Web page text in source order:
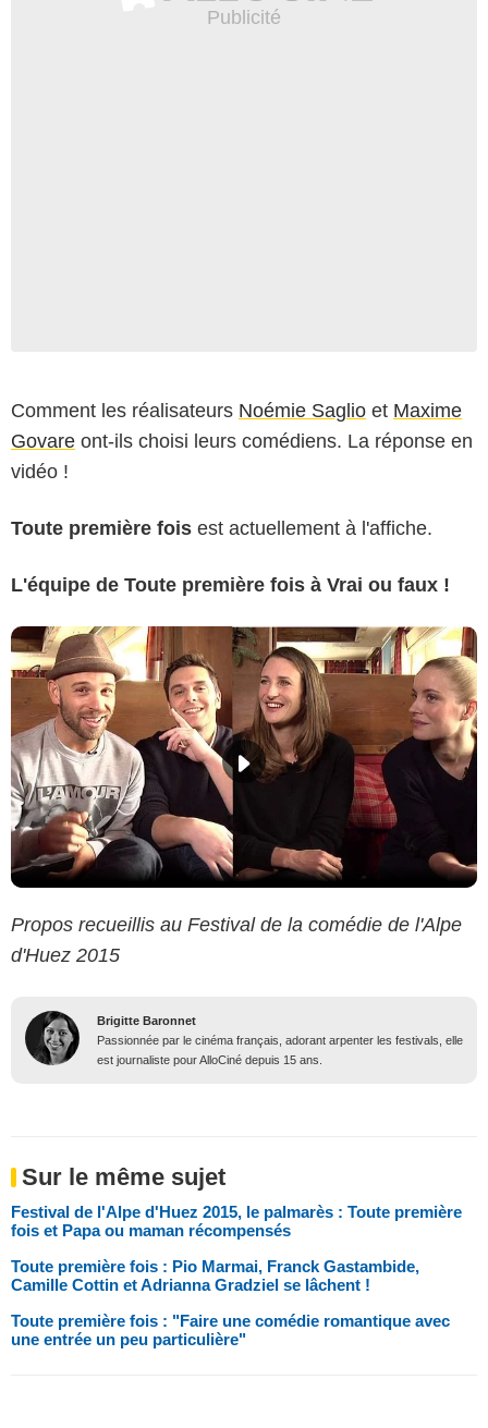
Comment les réalisateurs Noémie Saglio et Maxime
Govare ont-ils choisi leurs comédiens. La réponse en
vidéo !
Toute première fois est actuellement à l'affiche.
L'équipe de Toute première fois à Vrai ou faux !
Propos recueillis au Festival de la comédie de l'Alpe
d'Huez 2015
Brigitte Baronnet
Passionnée par le cinéma français, adorant arpenter les festivals, elle
est journaliste pour AlloCiné depuis 15 ans.
Sur le même sujet
Festival de l'Alpe d'Huez 2015, le palmarès : Toute première
fois et Papa ou maman récompensés
Toute première fois : Pio Marmai, Franck Gastambide,
Camille Cottin et Adrianna Gradziel se lâchent !
Toute première fois : "Faire une comédie romantique avec
une entrée un peu particulière"